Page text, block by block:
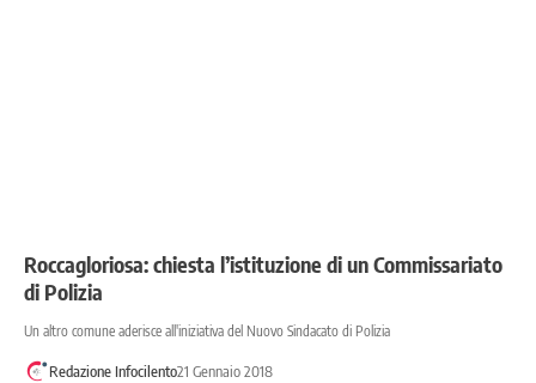
Roccagloriosa: chiesta l’istituzione di un Commissariato
di Polizia
Un altro comune aderisce all'iniziativa del Nuovo Sindacato di Polizia
Redazione Infocilento21 Gennaio 2018